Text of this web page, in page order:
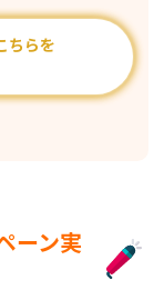
ちらを
ーン実